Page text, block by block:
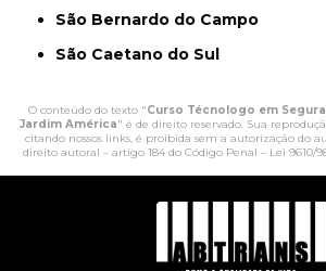
São Bernardo do Campo
São Caetano do Sul
O conteúdo do texto "Curso Técnologo em
Jardim América" é de direito reservado. Sua
citando nossos links, é proibida sem a autorização do
direito autoral – artigo 184 do Código Penal – Lei 9610/